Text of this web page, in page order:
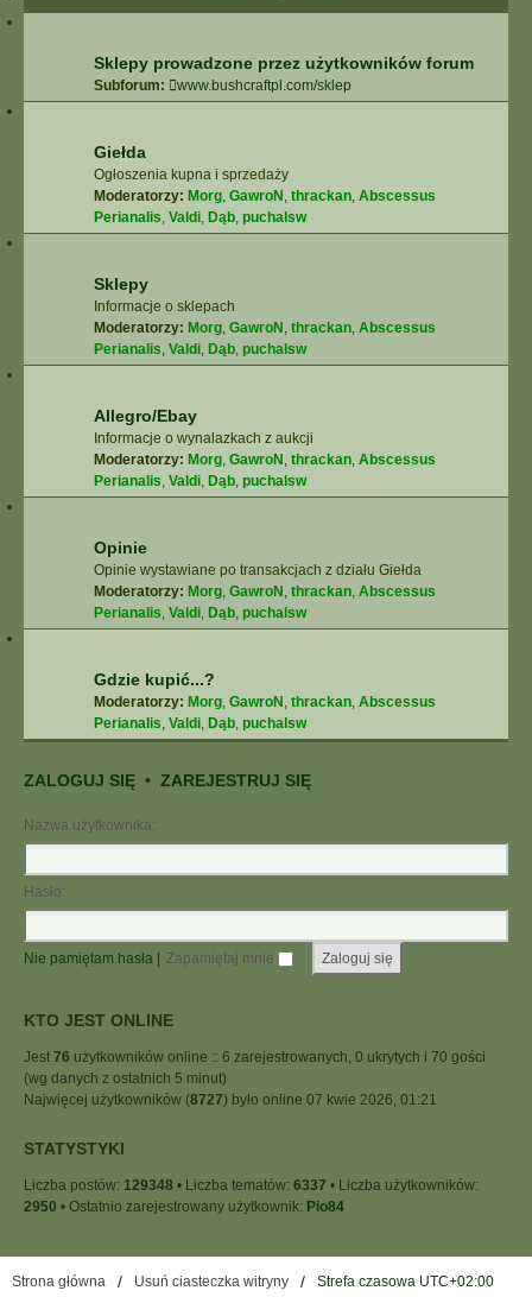
Sklepy prowadzone przez użytkowników forum
Subforum: www.bushcraftpl.com/sklep
Giełda
Ogłoszenia kupna i sprzedaży
Moderatorzy: Morg, GawroN , thrackan, Abscessus
Perianalis, Valdi, Dąb, puchalsw
Sklepy
Informacje o sklepach
Moderatorzy: Morg, GawroN , thrackan, Abscessus
Perianalis, Valdi, Dąb, puchalsw
Allegro/Ebay
Informacje o wynalazkach z aukcji
Moderatorzy: Morg, GawroN , thrackan, Abscessus
Perianalis, Valdi, Dąb, puchalsw
Opinie
Opinie wystawiane po transakcjach z działu Giełda
Moderatorzy: Morg, GawroN , thrackan, Abscessus
Perianalis, Valdi, Dąb, puchalsw
Gdzie kupić...?
Moderatorzy: Morg, GawroN , thrackan, Abscessus
Perianalis, Valdi, Dąb, puchalsw
ZALOGUJ SIĘ • ZAREJESTRUJ SIĘ
Nazwa użytkownika:
Hasło:
Nie pamiętam hasła Zapamiętaj mnie
KTO JEST ONLINE
Jest 76 użytkowników online :: 6 zarejestrowanych, 0 ukrytych i 70 gości
(wg danych z ostatnich 5 minut)
Najwięcej użytkowników (8727) było online 07 kwie 2026, 01:21
STATYSTYKI
Liczba postów: 129348 • Liczba tematów: 6337 • Liczba użytkowników:
2950 • Ostatnio zarejestrowany użytkownik: Pio84
Strona główna Usuń ciasteczka witryny Strefa czasowa UTC+02:00